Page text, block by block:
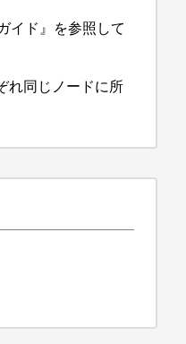
イド』を参照して
れ同じノードに所